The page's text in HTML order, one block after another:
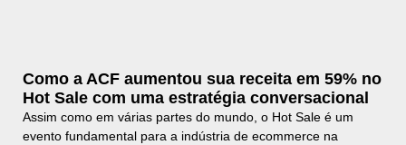
Como a ACF aumentou sua receita em 59% no
Hot Sale com uma estratégia conversacional
Assim como em várias partes do mundo, o Hot Sale é um
evento fundamental para a indústria de ecommerce na